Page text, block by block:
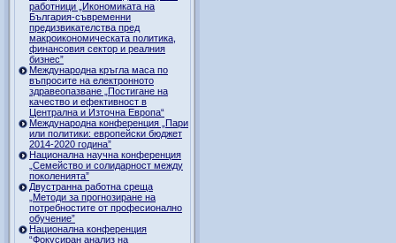
работници „Икономиката на
България-съвременни
предизвикателства пред
макроикономическата политика,
финансовия сектор и реалния
бизнес”
Международна кръгла маса по
въпросите на електронното
здравеопазване „Постигане на
качество и ефективност в
Централна и Източна Европа“
Международна конференция „Пари
или политики: европейски бюджет
2014-2020 година”
Национална научна конференция
„Семейство и солидарност между
поколенията”
Двустранна работна среща
„Методи за прогнозиране на
потребностите от професионално
обучение”
Национална конференция
“Фокусиран анализ на